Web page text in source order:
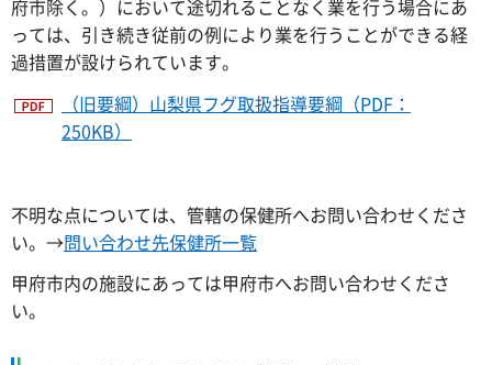
府市除く。）において途切れることなく業を行う場合にあ
っては、引き続き従前の例により業を行うことができる経
過措置が設けられています。
（旧要綱）山梨県フグ取扱指導要綱（PDF：
250KB）
不明な点については、管轄の保健所へお問い合わせくださ
い。→問い合わせ先保健所一覧
甲府市内の施設にあっては甲府市へお問い合わせくださ
い。